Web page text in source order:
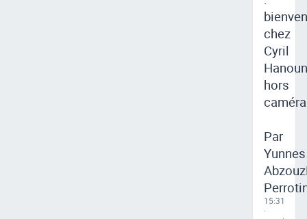
chez
Cyril
hors
caméra
Par
Yunnes
15:31
·